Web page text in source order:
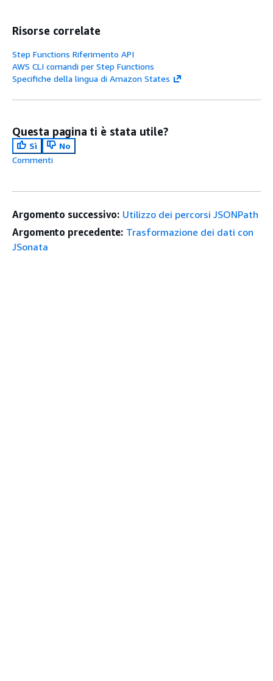
Risorse correlate
Step Functions Riferimento API
AWS CLI comandi per Step Functions
Specifiche della lingua di Amazon States
Questa pagina ti è stata utile?
Sì
No
Commenti
Argomento successivo: Utilizzo dei percorsi JSONPath
Argomento precedente: Trasformazione dei dati con
JSonata